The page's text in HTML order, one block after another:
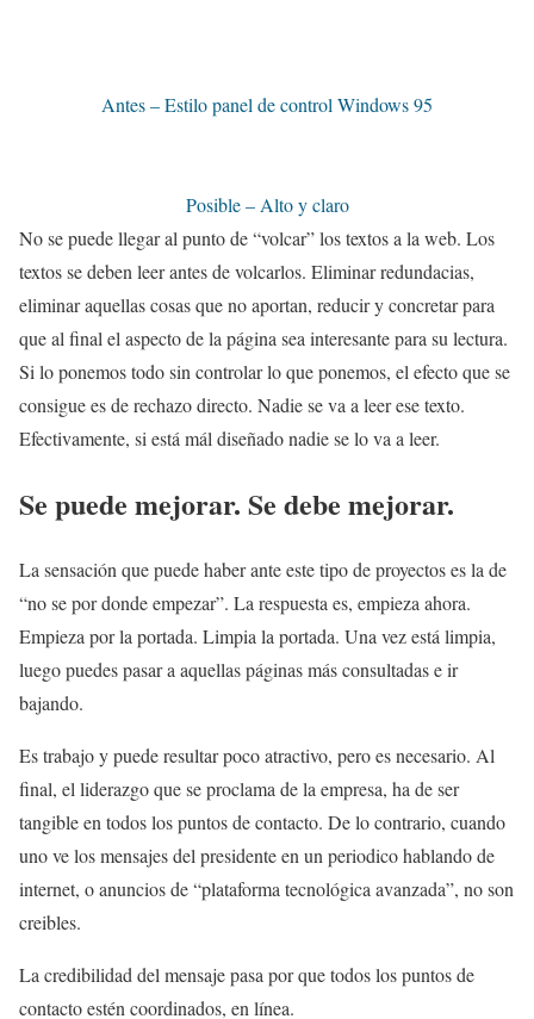
Antes – Estilo panel de control Windows 95
Posible – Alto y claro
No se puede llegar al punto de “volcar” los textos a la web. Los
textos se deben leer antes de volcarlos. Eliminar redundacias,
eliminar aquellas cosas que no aportan, reducir y concretar para
que al final el aspecto de la página sea interesante para su lectura.
Si lo ponemos todo sin controlar lo que ponemos, el efecto que se
consigue es de rechazo directo. Nadie se va a leer ese texto.
Efectivamente, si está mál diseñado nadie se lo va a leer.
Se puede mejorar. Se debe mejorar.
La sensación que puede haber ante este tipo de proyectos es la de
“no se por donde empezar”. La respuesta es, empieza ahora.
Empieza por la portada. Limpia la portada. Una vez está limpia,
luego puedes pasar a aquellas páginas más consultadas e ir
bajando.
Es trabajo y puede resultar poco atractivo, pero es necesario. Al
final, el liderazgo que se proclama de la empresa, ha de ser
tangible en todos los puntos de contacto. De lo contrario, cuando
uno ve los mensajes del presidente en un periodico hablando de
internet, o anuncios de “plataforma tecnológica avanzada”, no son
creibles.
La credibilidad del mensaje pasa por que todos los puntos de
contacto estén coordinados, en línea.